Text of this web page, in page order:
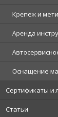
Крепеж и
Аренда
Оснащение
Сертификаты и
Статьи